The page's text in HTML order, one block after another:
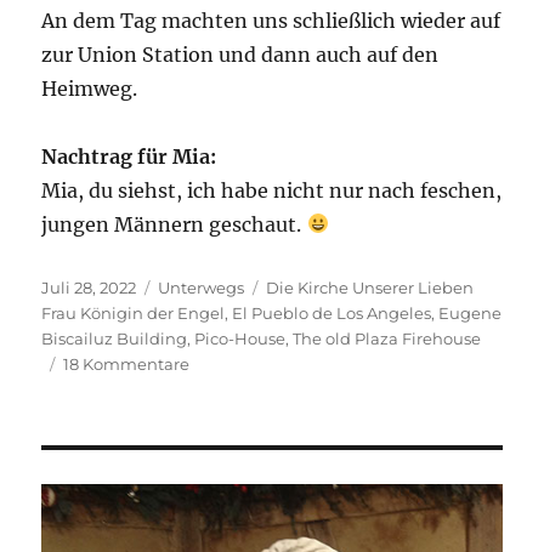
An dem Tag machten uns schließlich wieder auf
zur Union Station und dann auch auf den
Heimweg.
Nachtrag für Mia:
Mia, du siehst, ich habe nicht nur nach feschen,
jungen Männern geschaut.
Veröffentlicht
am
Juli 28, 2022 Kategorien
Unterwegs Schlagwörter
Die Kirche Unserer Lieben
Frau Königin der Engel, El Pueblo de Los Angeles, Eugene
Biscailuz Building, Pico-House,The old Plaza Firehouse
18 Kommentarezu
Angeles.
Ein
Blick